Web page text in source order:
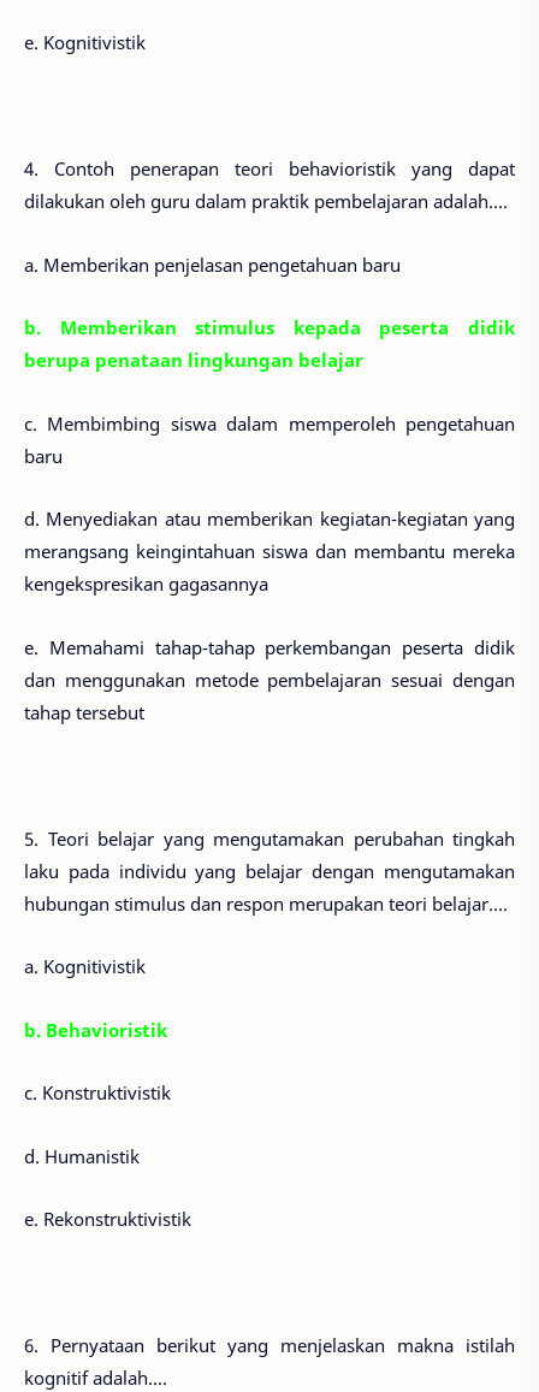
e. Kognitivistik
4. Contoh penerapan teori behavioristik yang dapat
dilakukan oleh guru dalam praktik pembelajaran adalah....
a. Memberikan penjelasan pengetahuan baru
b. Memberikan stimulus kepada peserta didik
berupa penataan lingkungan belajar
c. Membimbing siswa dalam memperoleh pengetahuan
baru
d. Menyediakan atau memberikan kegiatan-kegiatan yang
merangsang keingintahuan siswa dan membantu mereka
kengekspresikan gagasannya
e. Memahami tahap-tahap perkembangan peserta didik
dan menggunakan metode pembelajaran sesuai dengan
tahap tersebut
5. Teori belajar yang mengutamakan perubahan tingkah
laku pada individu yang belajar dengan mengutamakan
hubungan stimulus dan respon merupakan teori belajar....
a. Kognitivistik
b. Behavioristik
c. Konstruktivistik
d. Humanistik
e. Rekonstruktivistik
6. Pernyataan berikut yang menjelaskan makna istilah
kognitif adalah....